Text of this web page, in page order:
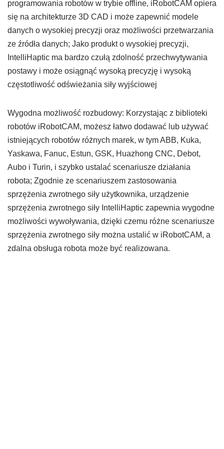
programowania robotów w trybie offline, iRobotCAM opiera
się na architekturze 3D CAD i może zapewnić modele
danych o wysokiej precyzji oraz możliwości przetwarzania
ze źródła danych; Jako produkt o wysokiej precyzji,
IntelliHaptic ma bardzo czułą zdolność przechwytywania
postawy i może osiągnąć wysoką precyzję i wysoką
częstotliwość odświeżania siły wyjściowej
Wygodna możliwość rozbudowy: Korzystając z biblioteki
robotów iRobotCAM, możesz łatwo dodawać lub używać
istniejących robotów różnych marek, w tym ABB, Kuka,
Yaskawa, Fanuc, Estun, GSK, Huazhong CNC, Debot,
Aubo i Turin, i szybko ustalać scenariusze działania
robota; Zgodnie ze scenariuszem zastosowania
sprzężenia zwrotnego siły użytkownika, urządzenie
sprzężenia zwrotnego siły IntelliHaptic zapewnia wygodne
możliwości wywoływania, dzięki czemu różne scenariusze
sprzężenia zwrotnego siły można ustalić w iRobotCAM, a
zdalna obsługa robota może być realizowana.